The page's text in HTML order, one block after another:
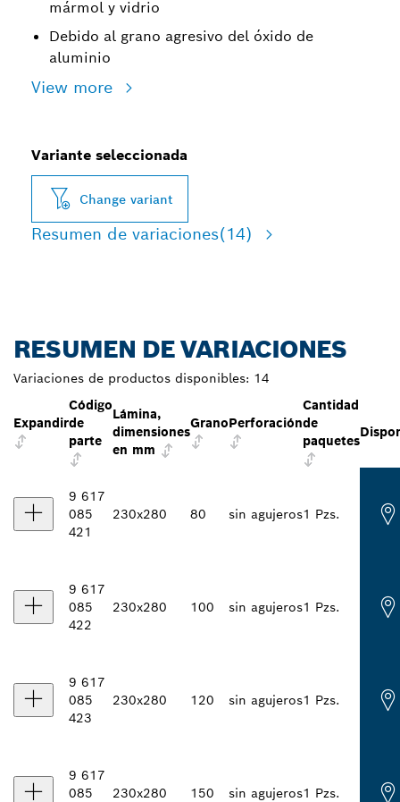
mármol y vidrio
Debido al grano agresivo del óxido de
aluminio
View more
Variante seleccionada
Change variant
Resumen de variaciones(14)
RESUMEN DE VARIACIONES
Variaciones de productos disponibles: 14
Expandir
Código
de
parte
Lámina,
dimensiones
en mm
GranoPerforación
Cantidad
de
paquetes
9 617
085
421
230x280 80 sin agujeros1 Pzs.
9 617
085
422
230x280 100 sin agujeros1 Pzs.
9 617
085
423
230x280 120 sin agujeros1 Pzs.
9 617
085
230x280 150 sin agujeros1 Pzs.